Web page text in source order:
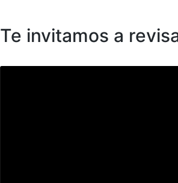
Te invitamos a